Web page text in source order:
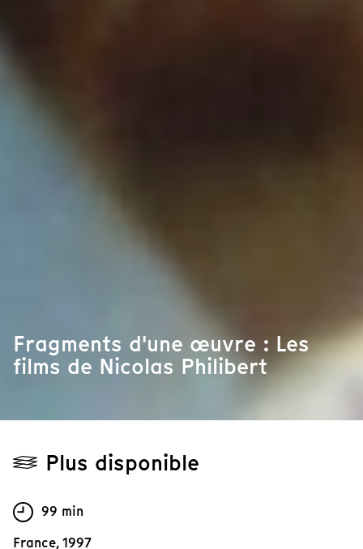
Fragments d'une œuvre : Les
films de Nicolas Philibert
Plus disponible
99 min
France, 1997